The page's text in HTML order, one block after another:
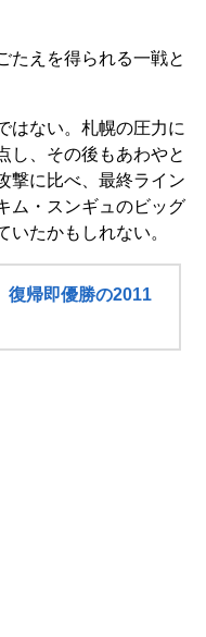
えを得られる一戦と
はない。札幌の圧力に
し、その後もあわやと
撃に比べ、最終ライン
ム・スンギュのビッグ
いたかもしれない。
復帰即優勝の2011